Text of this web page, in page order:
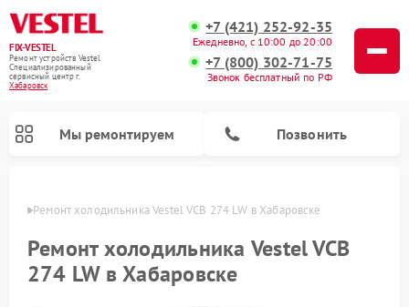
FIX-VESTEL
Ремонт устройств Vestel
Специализированный
cервисный центр г.
Хабаровск
+7 (421) 252-92-35
Ежедневно, с 10:00 до 20:00
+7 (800) 302-71-75
Звонок бесплатный по РФ
Мы ремонтируем Позвонить
Ремонт холодильника Vestel VCB 274 LW в Хабаровске
Ремонт холодильника Vestel VCB
274 LW в Хабаровске